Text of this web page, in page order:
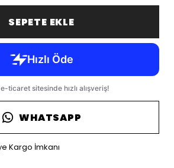
SEPETE EKLE
WHATSAPP
Kargo İmkanı